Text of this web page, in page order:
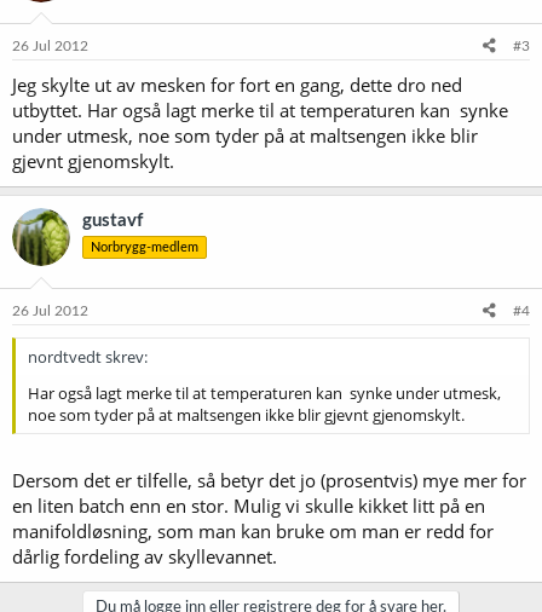
26 Jul 2012 #3
Jeg skylte ut av mesken for fort en gang, dette dro ned
utbyttet. Har også lagt merke til at temperaturen kan synke
under utmesk, noe som tyder på at maltsengen ikke blir
gjevnt gjenomskylt.
gustavf
Norbrygg-medlem
26 Jul 2012 #4
nordtvedt skrev:
Har også lagt merke til at temperaturen kan synke under utmesk,
noe som tyder på at maltsengen ikke blir gjevnt gjenomskylt.
Dersom det er tilfelle, så betyr det jo (prosentvis) mye mer for
en liten batch enn en stor. Mulig vi skulle kikket litt på en
manifoldløsning, som man kan bruke om man er redd for
dårlig fordeling av skyllevannet.
Du må logge inn eller registrere deg for å svare her.